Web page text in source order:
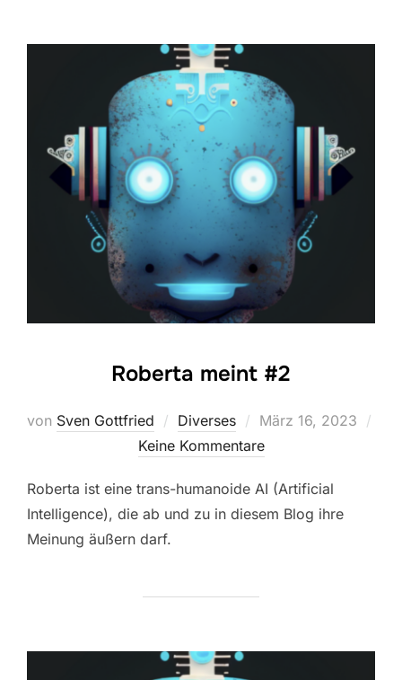
Roberta meint #2
von Sven Gottfried Diverses
Veröffentlicht
am
März 16, 2023
Keine Kommentare
Roberta ist eine trans-humanoide AI (Artificial
Intelligence), die ab und zu in diesem Blog ihre
Meinung äußern darf.